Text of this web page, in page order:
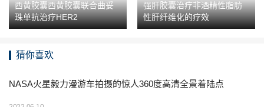
西黄胶囊西黄胶囊联合曲妥
珠单抗治疗HER2
强肝胶囊治疗非酒精性脂肪
性肝纤维化的疗效
猜你喜欢
NASA火星毅力漫游车拍摄的惊人360度高清全景着陆点